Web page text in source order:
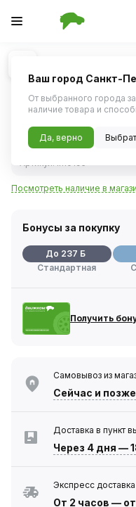
1/2
Радиатор
алюминиевый
4 721 ₽
В наличии
Посмотреть наличие в
Бонусы за покупку
До 237 Б
Стандартная
Получить
Самовывоз из
Сейчас и
Доставка в пункт
Через 4 дня —
Экспресс доставка
От 2 часов —
Ваш город Санкт-
От выбранного города
наличие товара и
Да, верно